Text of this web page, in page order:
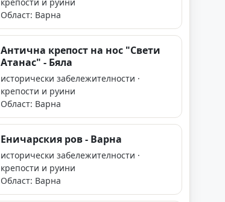
Област: Варна
Антична крепост на нос "Свети
Атанас" - Бяла
исторически забележителности ·
крепости и руини
Област: Варна
Еничарския ров - Варна
исторически забележителности ·
крепости и руини
Област: Варна